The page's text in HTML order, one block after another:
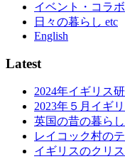
イベント・コラボ
日々の暮らし etc
English
Latest
2024年イギリス
2023年５月イギ
英国の昔の暮ら
レイコック村の
イギリスのクリ